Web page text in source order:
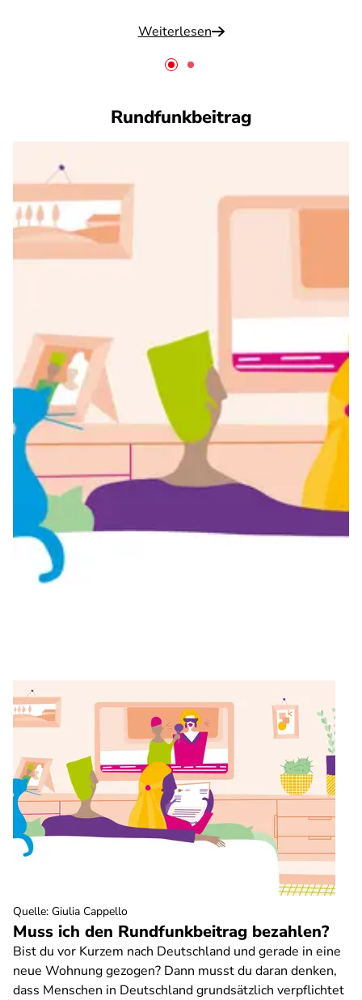
Weiterlesen
Rundfunkbeitrag
Muss ich den Rundfunkbeitrag bezahlen?
Bist du vor Kurzem nach Deutschland und gerade in eine
neue Wohnung gezogen? Dann musst du daran denken,
dass Menschen in Deutschland grundsätzlich verpflichtet
Quelle: Giulia Cappello